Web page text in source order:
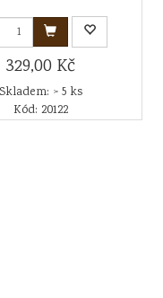
329,00 Kč
Skladem: > 5 ks
Kód: 20122